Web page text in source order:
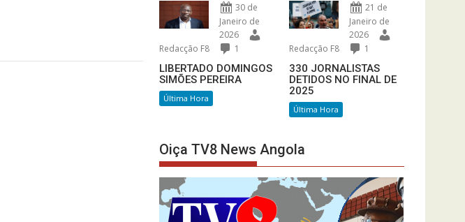
30 de
Janeiro de
2026
Redacção F8
1
LIBERTADO DOMINGOS
SIMÕES PEREIRA
Última Hora
21 de
Janeiro de
2026
Redacção F8
1
330 JORNALISTAS
DETIDOS NO FINAL DE
2025
Última Hora
Oiça TV8 News Angola